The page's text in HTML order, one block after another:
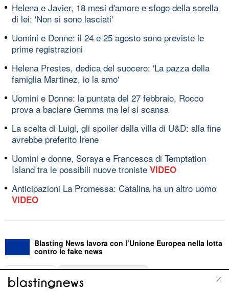
Helena e Javier, 18 mesi d'amore e sfogo della sorella
di lei: 'Non si sono lasciati'
Uomini e Donne: il 24 e 25 agosto sono previste le
prime registrazioni
Helena Prestes, dedica del suocero: 'La pazza della
famiglia Martinez, io la amo'
Uomini e Donne: la puntata del 27 febbraio, Rocco
prova a baciare Gemma ma lei si scansa
La scelta di Luigi, gli spoiler dalla villa di U&D: alla fine
avrebbe preferito Irene
Uomini e donne, Soraya e Francesca di Temptation
Island tra le possibili nuove troniste VIDEO
Anticipazioni La Promessa: Catalina ha un altro uomo
VIDEO
Blasting News lavora con l’Unione Europea nella lotta
contro le fake news
ABOUT